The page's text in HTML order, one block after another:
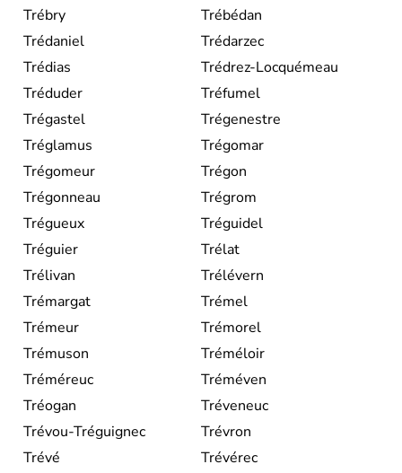
Trébry
Trébédan
Trédaniel
Trédarzec
Trédias
Trédrez-Locquémeau
Tréduder
Tréfumel
Trégastel
Trégenestre
Tréglamus
Trégomar
Trégomeur
Trégon
Trégonneau
Trégrom
Trégueux
Tréguidel
Tréguier
Trélat
Trélivan
Trélévern
Trémargat
Trémel
Trémeur
Trémorel
Trémuson
Tréméloir
Tréméreuc
Tréméven
Tréogan
Tréveneuc
Trévou-Tréguignec
Trévron
Trévé
Trévérec